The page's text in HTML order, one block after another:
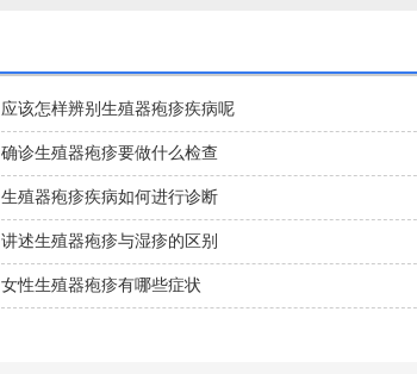
应该怎样辨别生殖器疱疹疾病呢
确诊生殖器疱疹要做什么检查
生殖器疱疹疾病如何进行诊断
讲述生殖器疱疹与湿疹的区别
女性生殖器疱疹有哪些症状